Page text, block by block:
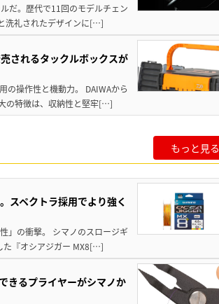
だ。歴代で11回のモデルチェン
洗礼されたデザインに[…]
されるタックルボックスが
の操作性と機動力。 DAIWAから
の特徴は、収納性と堅牢[…]
もっと見る
スペクトラ採用でより強く
」の衝撃。 シマノのスロージギ
た『オシアジガー MX8[…]
きるプライヤーがシマノか